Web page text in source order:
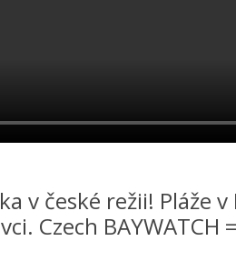
v české režii! Pláže
Czech BAYWATCH